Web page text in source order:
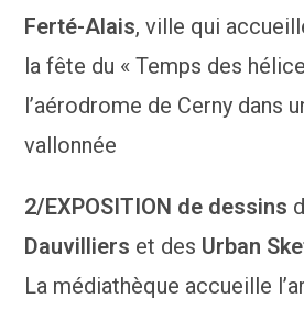
Ferté-Alais, ville qui
la fête du « Temps des
l’aérodrome de Cerny dans
vallonnée
2/EXPOSITION de dessins
Dauvilliers et des Urban
La médiathèque accueille